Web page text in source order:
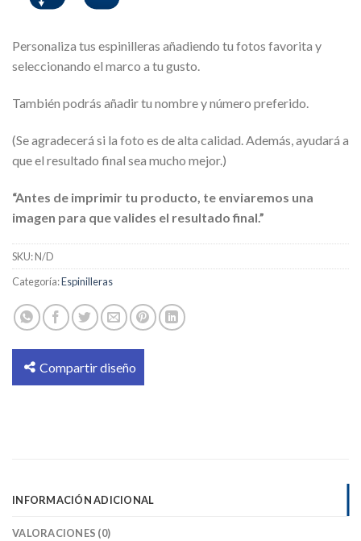
Personaliza tus espinilleras añadiendo tu fotos favorita y
seleccionando el marco a tu gusto.
También podrás añadir tu nombre y número preferido.
(Se agradecerá si la foto es de alta calidad. Además, ayudará a
que el resultado final sea mucho mejor.)
“Antes de imprimir tu producto, te enviaremos una
imagen para que valides el resultado final.”
SKU:N/D
Categoría:Espinilleras
Compartir diseño
INFORMACIÓN ADICIONAL
VALORACIONES (0)